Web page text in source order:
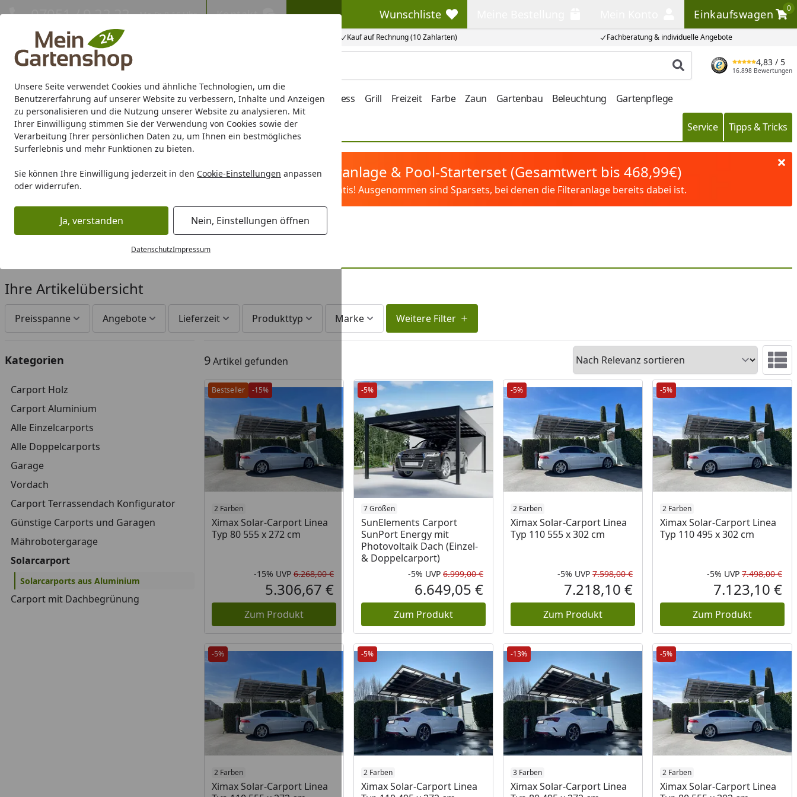
Unsere Seite verwendet Cookies und ähnliche Technologien, um die
Benutzererfahrung auf unserer Website zu verbessern, Inhalte und Anzeigen
zu personalisieren und die Nutzung unserer Website zu analysieren. Mit
Ihrer Einwilligung stimmen Sie der Verwendung von Cookies sowie der
Verarbeitung Ihrer persönlichen Daten zu, um Ihnen ein bestmögliches
Surferlebnis und mehr Funktionen zu bieten.
Sie können Ihre Einwilligung jederzeit in den Cookie-Einstellungen anpassen
oder widerrufen.
Ja, verstanden Nein, Einstellungen öffnen
DatenschutzImpressum
Eigene Montage-Teams Kauf auf Rechnung (10 Zahlarten) Fachberatung & individuelle Angebote
07051 / 9 22 22 Mo-Fr. 8-16 Uhr Kontakt Wunschliste
Wunschliste Einkaufswagen
0
Einkaufswagen
Produkt suchen
4,83 / 5
16.898 Bewertungen
Gartenhaus Gerätehaus Gewächshaus Carport/Garage/Vordach Wellness Grill Freizeit Farbe Zaun Gartenbau Beleuchtung Gartenpflege
Marken Sale % Service Tipps & Tricks
Karibu Pools inkl. gratis Sandfilteranlage & Pool-Starterset (Gesamtwert bis 468,99€)
Dein Traumpool im Sorglos-Paket: Filter&Pflege gratis! Ausgenommen sind Sparsets, bei denen die Filteranlage bereits dabei ist.
Startseite
Carport/Garage/Vordach Solarcarports aus Aluminium
Solarcarports aus Aluminium
Ihre Artikelübersicht
Preisspanne Angebote Lieferzeit Produkttyp Marke Weitere Filter
Kategorien
Carport Holz
Carport Aluminium
Alle Einzelcarports
Alle Doppelcarports
Garage
Vordach
Carport Terrassendach Konfigurator
Günstige Carports und Garagen
Mährobotergarage
Solarcarport
Solarcarports aus Aluminium
Carport mit Dachbegrünung
9Artikel gefunden
Sortieren
Bestseller -15%
2 Farben
Ximax Solar-Carport Linea
Typ 80 555 x 272 cm
Rabatt in Prozent
-15%
Ursprünglicher Preis
UVP 6.268,00 €
Aktueller Preis
5.306,67 €
Zum Produkt
-5%
7 Größen
SunElements Carport
SunPort Energy mit
Photovoltaik Dach (Einzel-
& Doppelcarport)
Rabatt in Prozent
-5%
Ursprünglicher Preis
UVP 6.999,00 €
Aktueller Preis
6.649,05 €
Zum Produkt
-5%
2 Farben
Ximax Solar-Carport Linea
Typ 110 555 x 302 cm
Rabatt in Prozent
-5%
Ursprünglicher Preis
UVP 7.598,00 €
Aktueller Preis
7.218,10 €
Zum Produkt
-5%
2 Farben
Ximax Solar-Carport Linea
Typ 110 495 x 302 cm
-5% UVP 7.498,00 €
7.123,10 €
Zum Produkt
-5%
2 Farben
Ximax Solar-Carport Linea
-5%
2 Farben
Ximax Solar-Carport Linea
-13%
3 Farben
Ximax Solar-Carport Linea
-5%
2 Farben
Ximax Solar-Carport Linea